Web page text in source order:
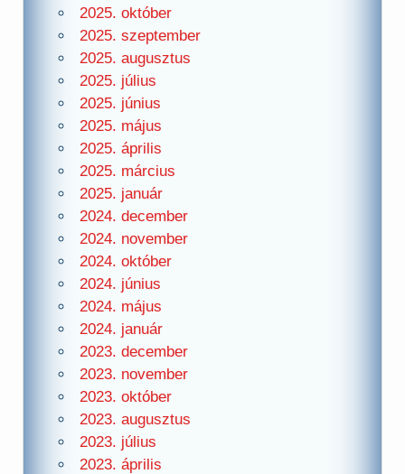
2025. október
2025. szeptember
2025. augusztus
2025. július
2025. június
2025. május
2025. április
2025. március
2025. január
2024. december
2024. november
2024. október
2024. június
2024. május
2024. január
2023. december
2023. november
2023. október
2023. augusztus
2023. július
2023. április